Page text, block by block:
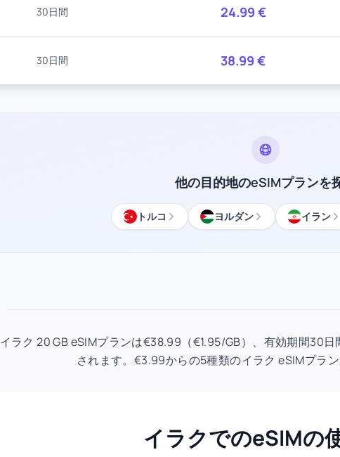
30日間 24.99 €
30日間 38.99 €
他の目的地のeSIMプランを
トルコ ヨルダン イラン
イラク 20 GB eSIMプランは€38.99（€1.95/GB）、有効期間30
されます。€3.99からの5種類のイラク eSIMプラン
イラクでのeSIMの